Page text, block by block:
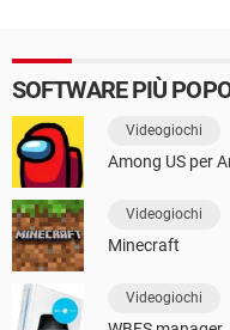
SOFTWARE PIÙ
Videogiochi
Among US per
Videogiochi
Minecraft
Videogiochi